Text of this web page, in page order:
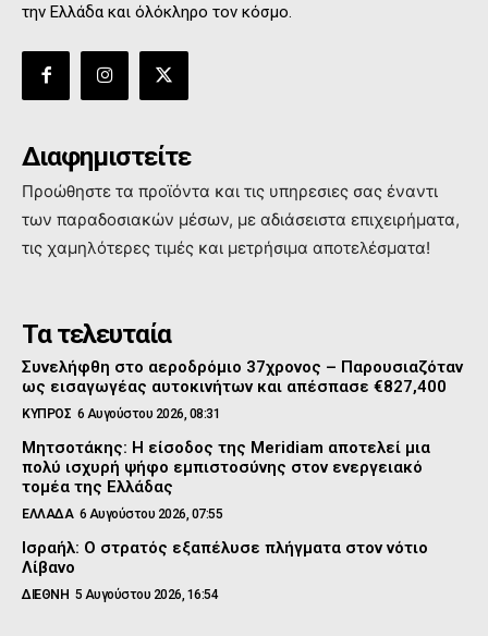
την Ελλάδα και όλόκληρο τον κόσμο.
Διαφημιστείτε
Προώθηστε τα προϊόντα και τις υπηρεσιες σας έναντι
των παραδοσιακών μέσων, με αδιάσειστα επιχειρήματα,
τις χαμηλότερες τιμές και μετρήσιμα αποτελέσματα!
Τα τελευταία
Συνελήφθη στο αεροδρόμιο 37χρονος – Παρουσιαζόταν
ως εισαγωγέας αυτοκινήτων και απέσπασε €827,400
ΚΥΠΡΟΣ 6 Αυγούστου 2026, 08:31
Μητσοτάκης: Η είσοδος της Meridiam αποτελεί μια
πολύ ισχυρή ψήφο εμπιστοσύνης στον ενεργειακό
τομέα της Ελλάδας
ΕΛΛΑΔΑ 6 Αυγούστου 2026, 07:55
Ισραήλ: Ο στρατός εξαπέλυσε πλήγματα στον νότιο
Λίβανο
ΔΙΕΘΝΗ 5 Αυγούστου 2026, 16:54